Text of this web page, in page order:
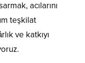
acılarını
teşkilat
ve katkıyı